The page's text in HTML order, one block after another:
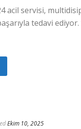
acil servisi,
tedavi
Ekim 10, 2025